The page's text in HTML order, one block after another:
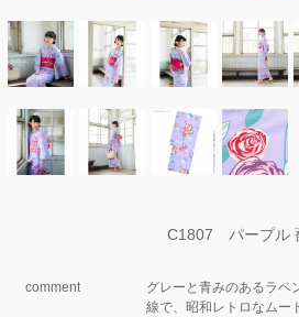
C1807 パープル
comment
グレーと青みのあるラベ
線で、昭和レトロなムー